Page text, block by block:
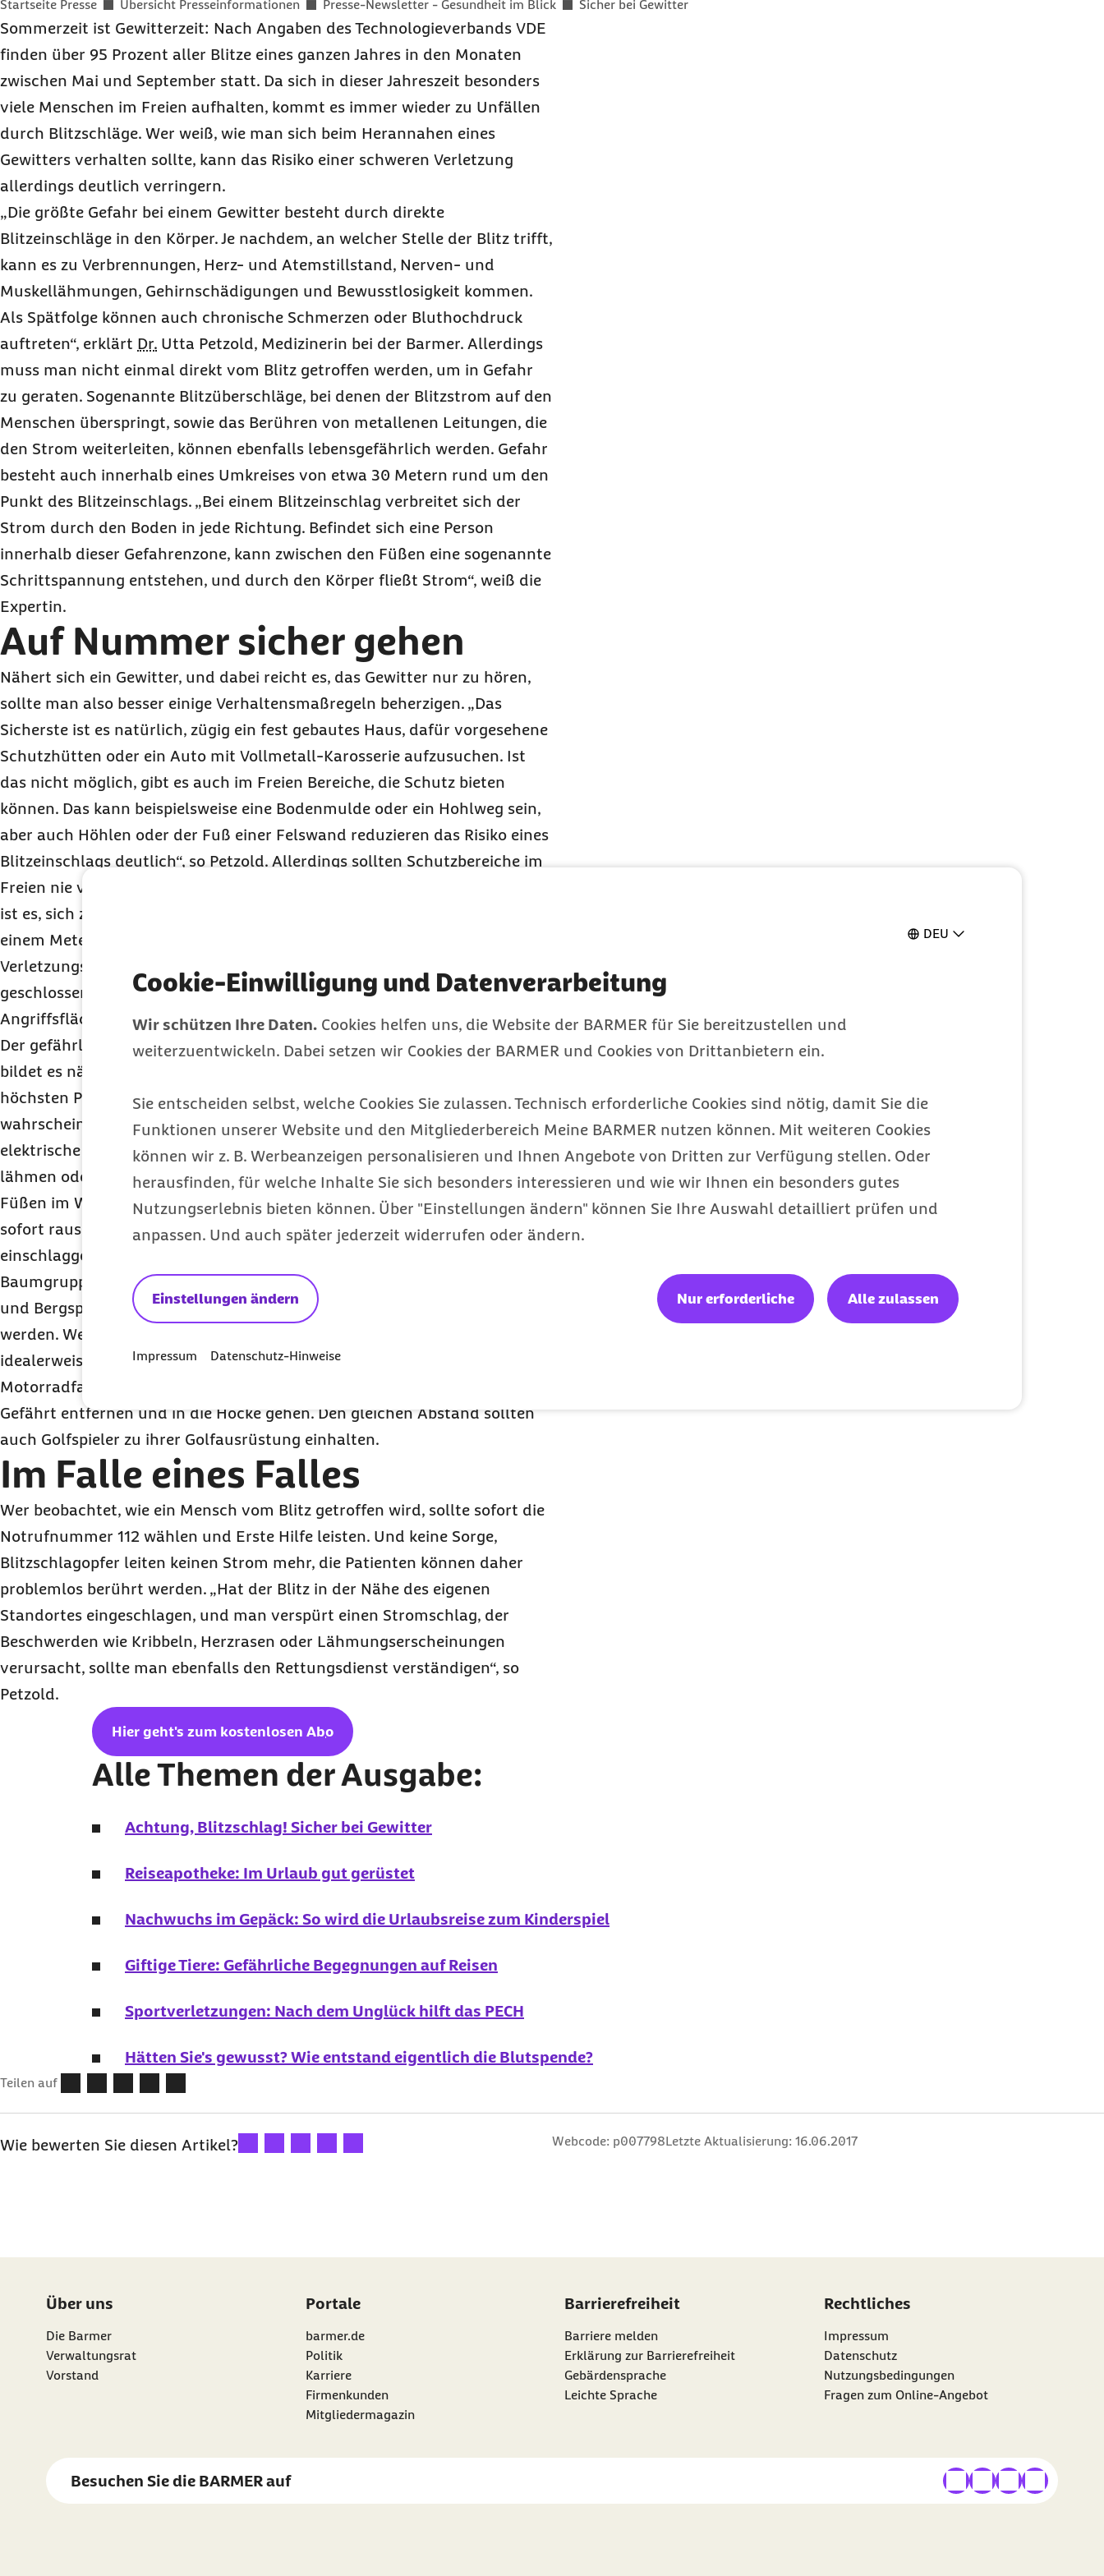
DEU
Cookie-Einwilligung und Datenverarbeitung
Wir schützen Ihre Daten. Cookies helfen uns, die Website der BARMER für Sie bereitzustellen und
weiterzuentwickeln. Dabei setzen wir Cookies der BARMER und Cookies von Drittanbietern ein.
Sie entscheiden selbst, welche Cookies Sie zulassen. Technisch erforderliche Cookies sind nötig, damit Sie die
Funktionen unserer Website und den Mitgliederbereich Meine BARMER nutzen können. Mit weiteren Cookies
können wir z. B. Werbeanzeigen personalisieren und Ihnen Angebote von Dritten zur Verfügung stellen. Oder
herausfinden, für welche Inhalte Sie sich besonders interessieren und wie wir Ihnen ein besonders gutes
Nutzungserlebnis bieten können. Über "Einstellungen ändern" können Sie Ihre Auswahl detailliert prüfen und
anpassen. Und auch später jederzeit widerrufen oder ändern.
Einstellungen ändern Nur erforderliche Alle zulassen
Impressum Datenschutz-Hinweise
Sie befinden sich hier:
Startseite Presse Übersicht Presseinformationen Presse-Newsletter - Gesundheit im Blick Sicher bei Gewitter
Sommerzeit ist Gewitterzeit: Nach Angaben des Technologieverbands VDE
finden über 95 Prozent aller Blitze eines ganzen Jahres in den Monaten
zwischen Mai und September statt. Da sich in dieser Jahreszeit besonders
viele Menschen im Freien aufhalten, kommt es immer wieder zu Unfällen
durch Blitzschläge. Wer weiß, wie man sich beim Herannahen eines
Gewitters verhalten sollte, kann das Risiko einer schweren Verletzung
allerdings deutlich verringern.
„Die größte Gefahr bei einem Gewitter besteht durch direkte
Blitzeinschläge in den Körper. Je nachdem, an welcher Stelle der Blitz trifft,
kann es zu Verbrennungen, Herz- und Atemstillstand, Nerven- und
Muskellähmungen, Gehirnschädigungen und Bewusstlosigkeit kommen.
Als Spätfolge können auch chronische Schmerzen oder Bluthochdruck
auftreten“, erklärt Dr. Utta Petzold, Medizinerin bei der Barmer. Allerdings
muss man nicht einmal direkt vom Blitz getroffen werden, um in Gefahr
zu geraten. Sogenannte Blitzüberschläge, bei denen der Blitzstrom auf den
Menschen überspringt, sowie das Berühren von metallenen Leitungen, die
den Strom weiterleiten, können ebenfalls lebensgefährlich werden. Gefahr
besteht auch innerhalb eines Umkreises von etwa 30 Metern rund um den
Punkt des Blitzeinschlags. „Bei einem Blitzeinschlag verbreitet sich der
Strom durch den Boden in jede Richtung. Befindet sich eine Person
innerhalb dieser Gefahrenzone, kann zwischen den Füßen eine sogenannte
Schrittspannung entstehen, und durch den Körper fließt Strom“, weiß die
Expertin.
Auf Nummer sicher gehen
Nähert sich ein Gewitter, und dabei reicht es, das Gewitter nur zu hören,
sollte man also besser einige Verhaltensmaßregeln beherzigen. „Das
Sicherste ist es natürlich, zügig ein fest gebautes Haus, dafür vorgesehene
Schutzhütten oder ein Auto mit Vollmetall-Karosserie aufzusuchen. Ist
das nicht möglich, gibt es auch im Freien Bereiche, die Schutz bieten
können. Das kann beispielsweise eine Bodenmulde oder ein Hohlweg sein,
aber auch Höhlen oder der Fuß einer Felswand reduzieren das Risiko eines
Blitzeinschlags deutlich“, so Petzold. Allerdings sollten Schutzbereiche im
Freien nie von einer ganzen Personengruppe aufgesucht werden. Besser
ist es, sich zu verteilen. Empfohlen wird ein Abstand von mindestens
einem Meter zu anderen Personen, Wänden und Gegenständen. Um die
Verletzungsgefahr durch einen Blitzschlag zu minimieren, sollte man mit
geschlossenen Füßen in die Hocke gehen. Diese Position bietet wenig
Angriffsfläche für einen Einschlag und verringert die Schrittspannung.
Der gefährlichste Ort während eines Gewitters ist Wasser. Zum einen
bildet es nämlich eine sehr ebene Fläche, bei der selbst ein Kopf den
höchsten Punkt im Umkreis darstellt und somit zu einem sehr
wahrscheinlichen Ziel für den Blitz wird. Zum anderen leitet Wasser die
elektrische Energie eines Blitzes sehr gut und kann auch jemanden
lähmen oder verletzten, der in relativ wenig Entfernung lediglich mit den
Füßen im Wasser steht. Deshalb gilt der Grundsatz: beim ersten Grollen
sofort raus aus dem Wasser. Aber auch die Nähe zu stark
einschlaggefährdeten Objekten wie freistehenden Bäumen oder
Baumgruppen, Waldrändern, freien Flächen wie Fußball- oder Golfplätze
und Bergspitzen birgt große Risiken und sollte möglichst gemieden
werden. Wer sich im Wald aufhält, sollte zu Bäumen und Ästen
idealerweise einen Abstand von zehn Metern einhalten. Für Rad- und
Motorradfahrer gilt: Anhalten, absteigen, sich mindestens drei Meter vom
Gefährt entfernen und in die Hocke gehen. Den gleichen Abstand sollten
auch Golfspieler zu ihrer Golfausrüstung einhalten.
Im Falle eines Falles
Wer beobachtet, wie ein Mensch vom Blitz getroffen wird, sollte sofort die
Notrufnummer 112 wählen und Erste Hilfe leisten. Und keine Sorge,
Blitzschlagopfer leiten keinen Strom mehr, die Patienten können daher
problemlos berührt werden. „Hat der Blitz in der Nähe des eigenen
Standortes eingeschlagen, und man verspürt einen Stromschlag, der
Beschwerden wie Kribbeln, Herzrasen oder Lähmungserscheinungen
verursacht, sollte man ebenfalls den Rettungsdienst verständigen“, so
Petzold.
Hier geht's zum kostenlosen Abo
Alle Themen der Ausgabe:
Achtung, Blitzschlag! Sicher bei Gewitter
Reiseapotheke: Im Urlaub gut gerüstet
Nachwuchs im Gepäck: So wird die Urlaubsreise zum Kinderspiel
Giftige Tiere: Gefährliche Begegnungen auf Reisen
Sportverletzungen: Nach dem Unglück hilft das PECH
Hätten Sie's gewusst? Wie entstand eigentlich die Blutspende?
Teilen auf
Wie bewerten Sie diesen Artikel?Ihre Bewertung: 1 Stern
Ihre Bewertung: 2 Sterne
Ihre Bewertung: 3 Sterne
Ihre Bewertung: 4 Sterne
Ihre Bewertung: 5 Sterne Webcode: p007798Letzte Aktualisierung: 16.06.2017
Über uns
Die Barmer
Verwaltungsrat
Vorstand
Portale
barmer.de
Politik
Karriere
Firmenkunden
Mitgliedermagazin
Barrierefreiheit
Barriere melden
Erklärung zur Barrierefreiheit
Gebärdensprache
Leichte Sprache
Rechtliches
Impressum
Datenschutz
Nutzungsbedingungen
Fragen zum Online-Angebot
Besuchen Sie die BARMERauf externer Link
externer Link
externer Link
externer Link